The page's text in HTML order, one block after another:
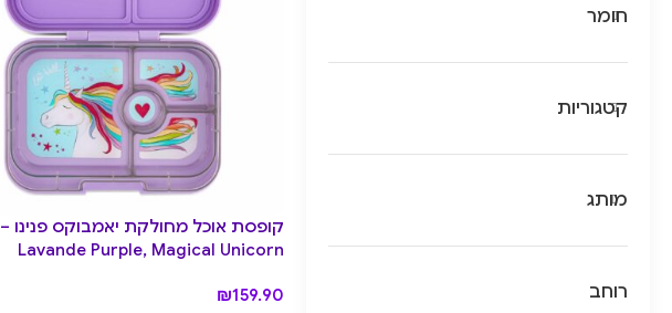
חומר
קטגוריות
מותג
רוחב
קופסת אוכל מחולקת יאמבוקס פנינו –
Lavande Purple, Magical Unicorn
₪159.90